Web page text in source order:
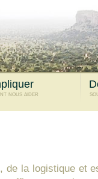
nous aider
de la logistique et